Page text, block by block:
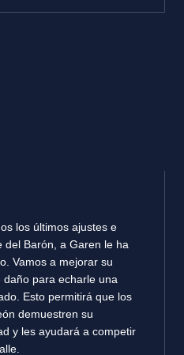
los últimos ajustes e
del Barón, a Garen le ha
Vamos a mejorar su
para echarle una
Esto permitirá que los
demuestren su
y les ayudará a competir